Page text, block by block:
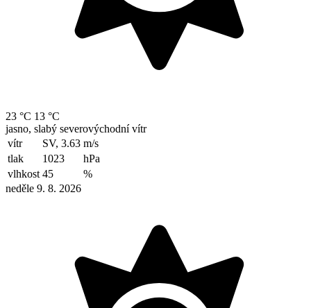
23 °C 13 °C
jasno, slabý severovýchodní vítr
vítr
SV, 3.63 m/s
tlak
1023
hPa
vlhkost 45
%
neděle 9. 8. 2026